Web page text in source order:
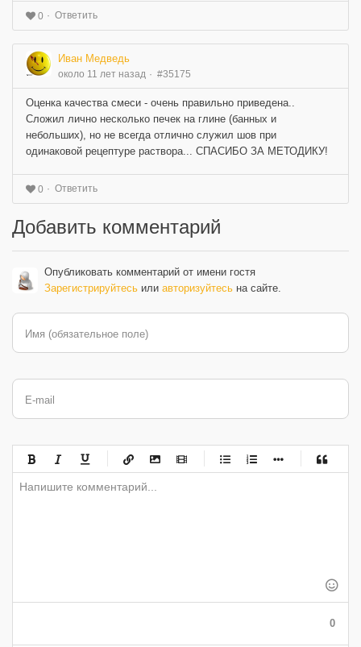
0 Ответить
Иван Медведь
около 11 лет назад #35175
Оценка качества смеси - очень правильно приведена..
Сложил лично несколько печек на глине (банных и
небольших), но не всегда отлично служил шов при
одинаковой рецептуре раствора... СПАСИБО ЗА МЕТОДИКУ!
0 Ответить
Добавить комментарий
Опубликовать комментарий от имени гостя
Зарегистрируйтесь или авторизуйтесь на сайте.
Имя (обязательное поле)
E-mail
-
-
-
0